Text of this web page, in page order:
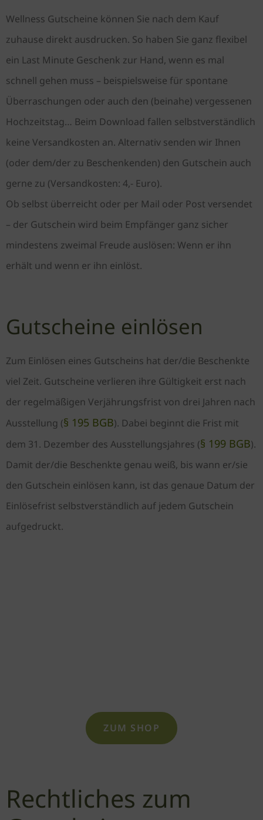
Wellness Gutscheine können Sie nach dem Kauf
zuhause direkt ausdrucken. So haben Sie ganz flexibel
ein Last Minute Geschenk zur Hand, wenn es mal
schnell gehen muss – beispielsweise für spontane
Überraschungen oder auch den (beinahe) vergessenen
Hochzeitstag… Beim Download fallen selbstverständlich
keine Versandkosten an. Alternativ senden wir Ihnen
(oder dem/der zu Beschenkenden) den Gutschein auch
gerne zu (Versandkosten: 4,- Euro).
Ob selbst überreicht oder per Mail oder Post versendet
– der Gutschein wird beim Empfänger ganz sicher
mindestens zweimal Freude auslösen: Wenn er ihn
erhält und wenn er ihn einlöst.
Gutscheine einlösen
Zum Einlösen eines Gutscheins hat der/die Beschenkte
viel Zeit. Gutscheine verlieren ihre Gültigkeit erst nach
der regelmäßigen Verjährungsfrist von drei Jahren nach
Ausstellung (§ 195 BGB). Dabei beginnt die Frist mit
dem 31. Dezember des Ausstellungsjahres (§ 199 BGB).
Damit der/die Beschenkte genau weiß, bis wann er/sie
den Gutschein einlösen kann, ist das genaue Datum der
Einlösefrist selbstverständlich auf jedem Gutschein
aufgedruckt.
ZUM SHOP
Rechtliches zum